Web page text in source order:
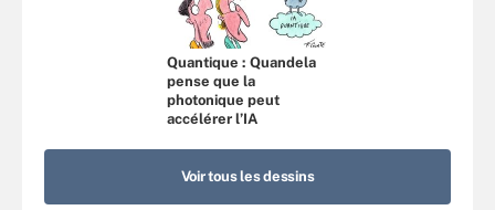
Quantique : Quandela
pense que la
photonique peut
accélérer l’IA
Voir tous les dessins